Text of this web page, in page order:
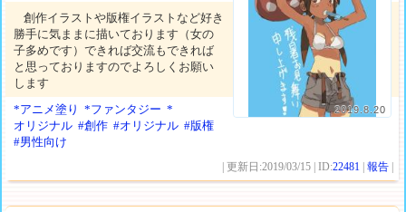
2019.8.20
創作イラストや版権イラストなど好き
勝手に気ままに描いております（女の
子多めです）できれば交流もできれば
と思っておりますのでよろしくお願い
します
*アニメ塗り
*ファンタジー *
オリジナル #創作 #オリジナル #版権
#男性向け
| 更新日:2019/03/15 | ID:22481 |報告 |